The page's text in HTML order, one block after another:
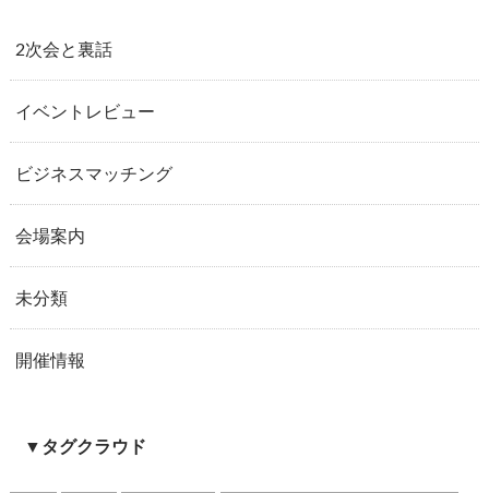
2次会と裏話
イベントレビュー
ビジネスマッチング
会場案内
未分類
開催情報
▼タグクラウド